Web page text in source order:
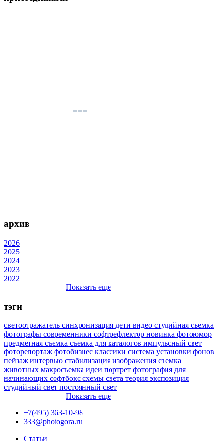
архив
2026
2025
2024
2023
2022
Показать еще
тэги
светоотражатель синхронизация дети видео студийная съемка
фотографы современники софтрефлектор новинка фотоюмор
предметная съемка съемка для каталогов импульсный свет
фоторепортаж фотобизнес классики система установки фонов
пейзаж интервью стабилизация изображения съемка
животных макросъемка идеи портрет фотография для
начинающих софтбокс схемы света теория экспозиция
студийный свет постоянный свет
Показать еще
+7(495) 363-10-98
333@photogora.ru
Статьи